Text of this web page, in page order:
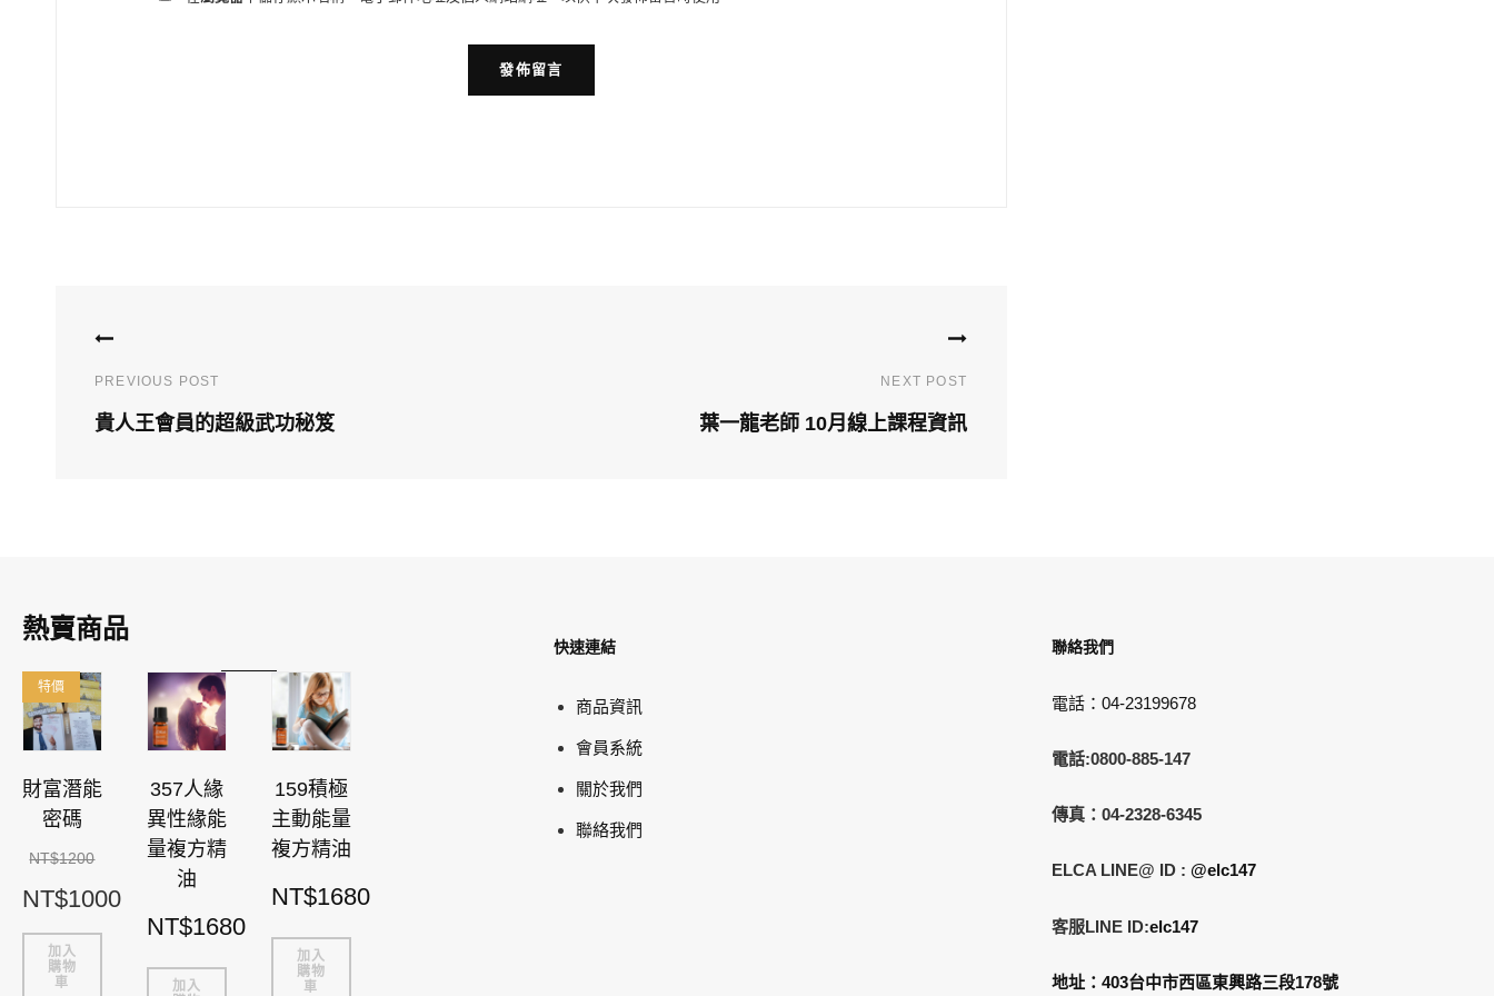
PREVIOUS POST
貴人王會員的超級武功秘笈
NEXT POST
葉一龍老師 10月線上課程資訊
熱賣商品
特價
財富潛能
密碼
NT$1200
NT$1000
加入
購物
車
357人緣
異性緣能
量複方精
油
NT$1680
加入
159積極
主動能量
複方精油
NT$1680
加入
購物
車
快速連結
商品資訊
會員系統
關於我們
聯絡我們
聯絡我們
電話：04-23199678
電話:0800-885-147
傳真：04-2328-6345
ELCA LINE@ ID : @elc147
客服LINE ID:elc147
地址：403台中市西區東興路三段178號